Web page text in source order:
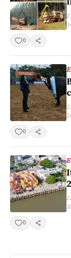
0
Compartir
0
Compartir
0
Compartir